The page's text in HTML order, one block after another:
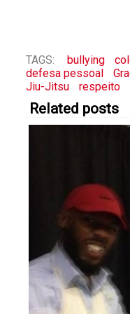
TAGS: bullying
defesa pessoal
Jiu-Jitsu
respeito
Related posts